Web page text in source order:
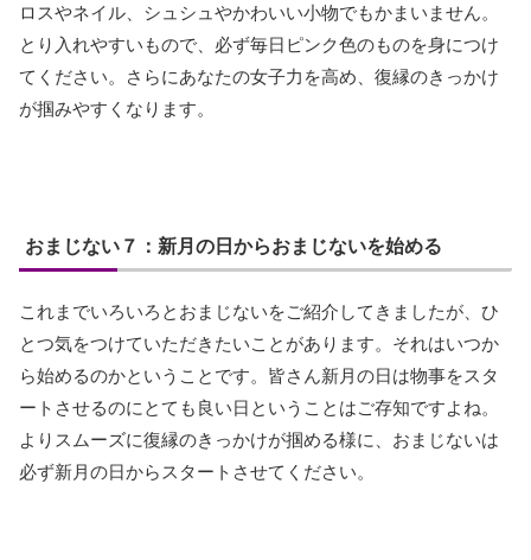
ロスやネイル、シュシュやかわいい小物でもかまいません。
とり入れやすいもので、必ず毎日ピンク色のものを身につけ
てください。さらにあなたの女子力を高め、復縁のきっかけ
が掴みやすくなります。
おまじない７：新月の日からおまじないを始める
これまでいろいろとおまじないをご紹介してきましたが、ひ
とつ気をつけていただきたいことがあります。それはいつか
ら始めるのかということです。皆さん新月の日は物事をスタ
ートさせるのにとても良い日ということはご存知ですよね。
よりスムーズに復縁のきっかけが掴める様に、おまじないは
必ず新月の日からスタートさせてください。